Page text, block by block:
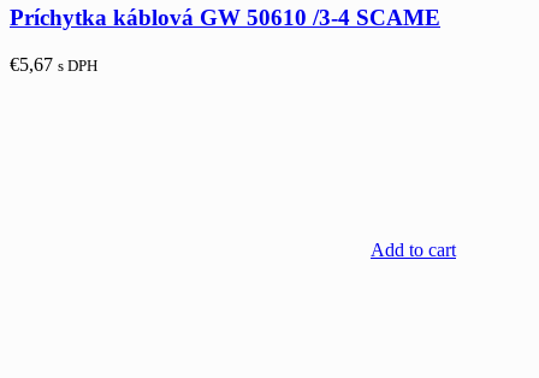
Príchytka káblová GW 50610 /3-4 SCAME
€5,67 s DPH
Add to cart